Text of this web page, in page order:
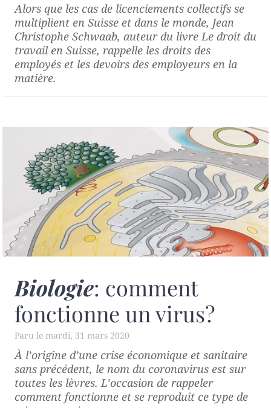
Alors que les cas de licenciements collectifs se
multiplient en Suisse et dans le monde, Jean
Christophe Schwaab, auteur du livre Le droit du
travail en Suisse, rappelle les droits des
employés et les devoirs des employeurs en la
matière.
Biologie: comment
fonctionne un virus?
mardi, 31 mars 2020
À l’origine d’une crise économique et sanitaire
sans précédent, le nom du coronavirus est sur
toutes les lèvres. L’occasion de rappeler
comment fonctionne et se reproduit ce type de